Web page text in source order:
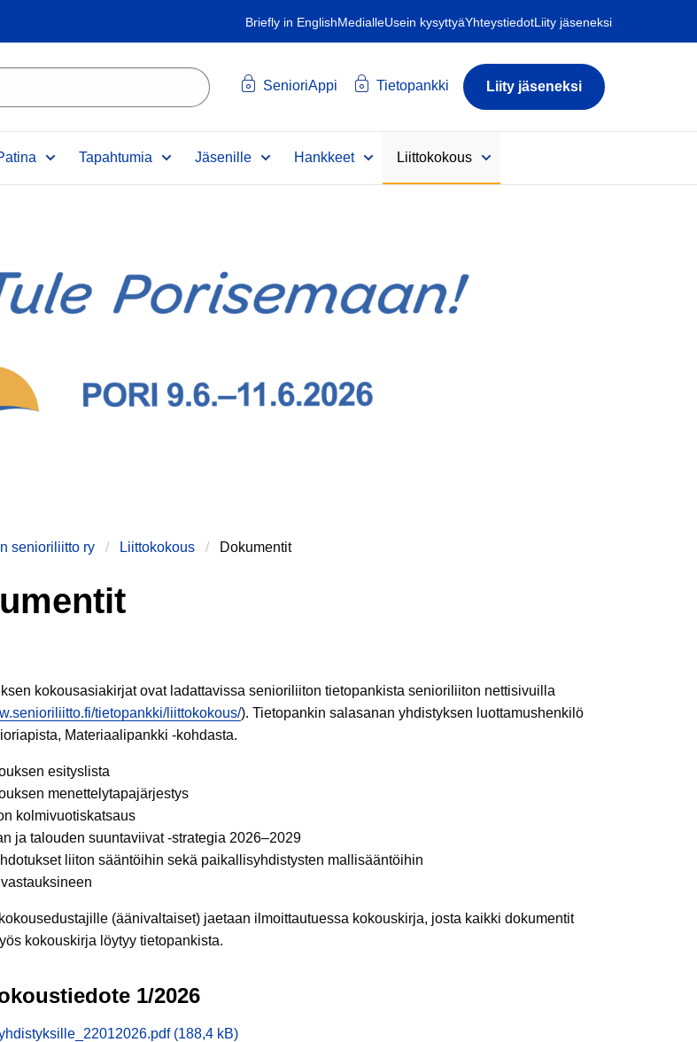
Briefly in EnglishMedialleUsein kysyttyäYhteystiedotLiity jäseneksi
SenioriAppi Tietopankki Liity jäseneksi
Tapahtumia Jäsenille Hankkeet Liittokokous
senioriliitto ry Liittokokous Dokumentit
kokousasiakirjat ovat ladattavissa senioriliiton tietopankista senioriliiton nettisivuilla
tietopankki/liittokokous/). Tietopankin salasanan yhdistyksen luottamushenkilö
Materiaalipankki -kohdasta.
esityslista
menettelytapajärjestys
kolmivuotiskatsaus
ja talouden suuntaviivat -strategia 2026–2029
liiton sääntöihin sekä paikallisyhdistysten mallisääntöihin
(äänivaltaiset) jaetaan ilmoittautuessa kokouskirja, josta kaikki dokumentit
kokouskirja löytyy tietopankista.
1/2026
(188,4 kB)